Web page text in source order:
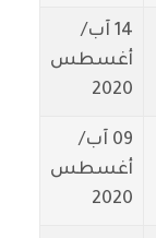
14 آب/
أغسطس
2020
09 آب/
أغسطس
2020